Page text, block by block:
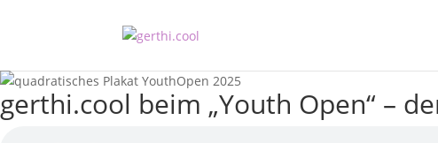
gerthi.cool beim „Youth Open“ –